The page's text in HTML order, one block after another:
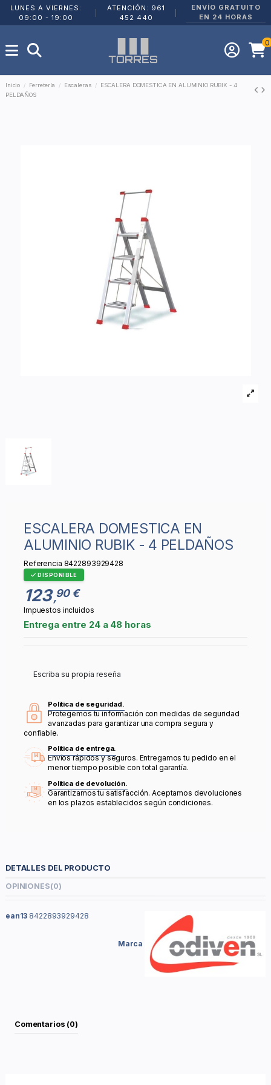
LUNES A VIERNES:
09:00 - 19:00
ATENCIÓN: 961
452 440
ENVÍO GRATUITO
EN 24 HORAS
0
Inicio Ferretería Escaleras
ESCALERA DOMESTICA EN ALUMINIO RUBIK - 4
PELDAÑOS
ESCALERA DOMESTICA EN
ALUMINIO RUBIK - 4 PELDAÑOS
Referencia 8422893929428
DISPONIBLE
123 ,90 €
Impuestos incluidos
Entrega entre 24 a 48 horas
Escriba su propia reseña
Política de seguridad.
Protegemos tu información con medidas de seguridad
avanzadas para garantizar una compra segura y
confiable.
Política de entrega.
Envíos rápidos y seguros. Entregamos tu pedido en el
menor tiempo posible con total garantía.
Política de devolución.
Garantizamos tu satisfacción. Aceptamos devoluciones
en los plazos establecidos según condiciones.
DETALLES DEL PRODUCTO
OPINIONES(0)
Marca
ean13 8422893929428
Comentarios (0)